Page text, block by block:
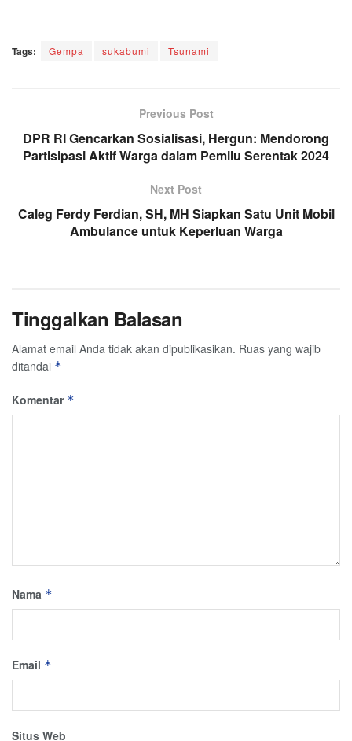
Tags: Gempa sukabumi Tsunami
Previous Post
DPR RI Gencarkan Sosialisasi, Hergun: Mendorong
Partisipasi Aktif Warga dalam Pemilu Serentak 2024
Next Post
Caleg Ferdy Ferdian, SH, MH Siapkan Satu Unit Mobil
Ambulance untuk Keperluan Warga
Tinggalkan Balasan
Alamat email Anda tidak akan dipublikasikan. Ruas yang wajib
ditandai *
Komentar *
Nama *
Email *
Situs Web